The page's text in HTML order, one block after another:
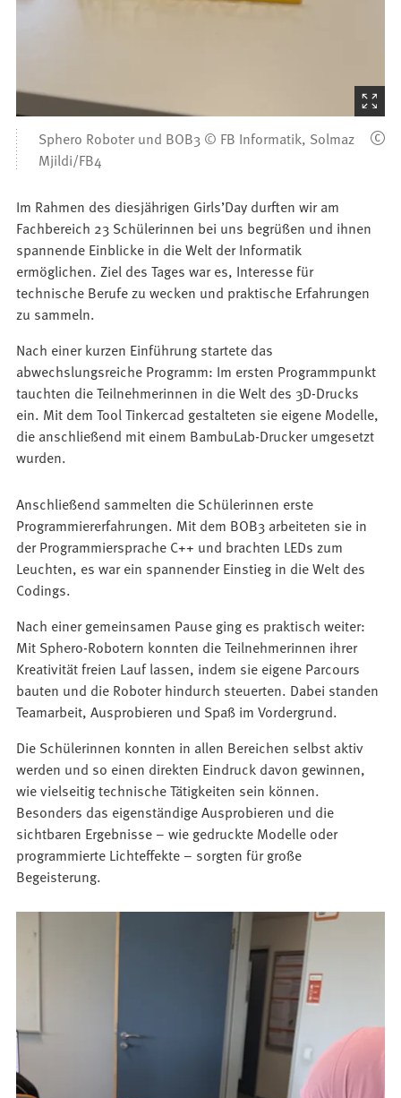
(Startet
den
Sphero Roboter und BOB3 © FB Informatik, Solmaz
Mjildi/FB4
Im Rahmen des diesjährigen Girls’Day durften wir am
Fachbereich 23 Schülerinnen bei uns begrüßen und ihnen
spannende Einblicke in die Welt der Informatik
ermöglichen. Ziel des Tages war es, Interesse für
technische Berufe zu wecken und praktische Erfahrungen
zu sammeln.
Nach einer kurzen Einführung startete das
abwechslungsreiche Programm: Im ersten Programmpunkt
tauchten die Teilnehmerinnen in die Welt des 3D-Drucks
ein. Mit dem Tool Tinkercad gestalteten sie eigene Modelle,
die anschließend mit einem BambuLab-Drucker umgesetzt
wurden.
Anschließend sammelten die Schülerinnen erste
Programmiererfahrungen. Mit dem BOB3 arbeiteten sie in
der Programmiersprache C++ und brachten LEDs zum
Leuchten, es war ein spannender Einstieg in die Welt des
Codings.
Nach einer gemeinsamen Pause ging es praktisch weiter:
Mit Sphero-Robotern konnten die Teilnehmerinnen ihrer
Kreativität freien Lauf lassen, indem sie eigene Parcours
bauten und die Roboter hindurch steuerten. Dabei standen
Teamarbeit, Ausprobieren und Spaß im Vordergrund.
Die Schülerinnen konnten in allen Bereichen selbst aktiv
werden und so einen direkten Eindruck davon gewinnen,
wie vielseitig technische Tätigkeiten sein können.
Besonders das eigenständige Ausprobieren und die
sichtbaren Ergebnisse – wie gedruckte Modelle oder
programmierte Lichteffekte – sorgten für große
Begeisterung.